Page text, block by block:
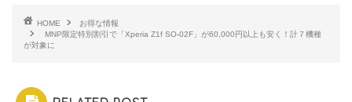
HOME
お得な情報
MNP限定特別割引で「Xperia Z1f SO-02F」が60,000円以上も安く！計７機種
が対象に